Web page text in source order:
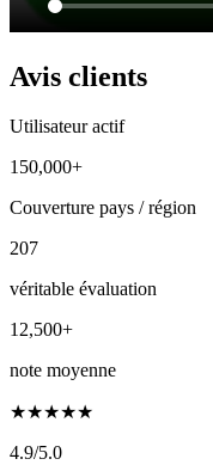
Avis clients
Utilisateur actif
150,000+
Couverture pays / région
207
véritable évaluation
12,500+
note moyenne
★★★★★
4.9/5.0